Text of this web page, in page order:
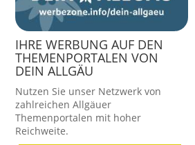
IHRE WERBUNG AUF DEN
THEMENPORTALEN VON
DEIN ALLGÄU
Nutzen Sie unser Netzwerk von
zahlreichen Allgäuer
Themenportalen mit hoher
Reichweite.